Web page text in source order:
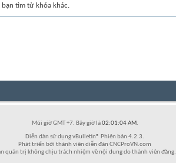
tìm từ khóa khác.
Múi giờ GMT +7. Bây giờ là02:01:04 AM.
Diễn đàn sử dụng vBulletin® Phiên bản 4.2.3.
Phát triển bởi thành viên diễn đàn CNCProVN.com
quản trị không chịu trách nhiệm về nội dung do thành viên đăng.